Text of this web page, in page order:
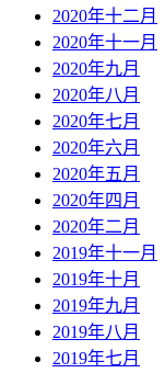
2020年十二月
2020年十一月
2020年九月
2020年八月
2020年七月
2020年六月
2020年五月
2020年四月
2020年二月
2019年十一月
2019年十月
2019年九月
2019年八月
2019年七月